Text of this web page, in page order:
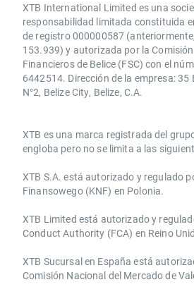
XTB International Limited es una
responsabilidad limitada constituida
de registro 000000587
153.939) y autorizada por la
Financieros de Belice (FSC) con el
6442514. Dirección de la empresa: 35
N°2, Belize City, Belize, C.A.
​​XTB es una marca registrada del
engloba pero no se limita a las
XTB S.A.​ está autorizado y regulado
Finansowego (KNF) ​en Polonia.
XTB Limited ​está autorizado y
Conduct Authority ​(FCA) en ​​Reino
XTB Sucursal en España está
Comisión Nacional del Mercado de